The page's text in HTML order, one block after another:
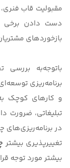
مقبولیت قاب
دست دادن برخی از
بازخوردهای
باتوجه‌به بررسی
برنامه‌ریزی
و کارهای کوچک
تبلیغاتی، ضرورت
در
تغییرپذیری بیشتر
بیشتر مورد توجه